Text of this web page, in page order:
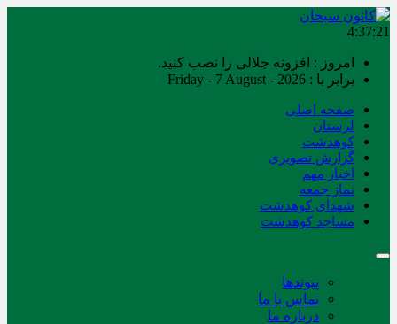
4:37:22
امروز : افزونه جلالی را نصب کنید.
برابر با : Friday - 7 August - 2026
صفحه اصلی
لرستان
کوهدشت
گزارش تصویری
اخبار مهم
نماز جمعه
شهدای کوهدشت
مساجد کوهدشت
پیوندها
تماس با ما
درباره ما